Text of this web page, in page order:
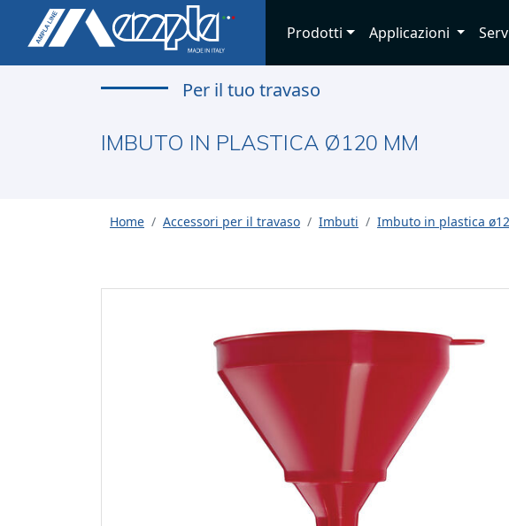
Prodotti Applicazioni
Per il tuo travaso
IMBUTO IN PLASTICA Ø120 MM
Home Accessori per il travaso Imbuti Imbuto in plastica